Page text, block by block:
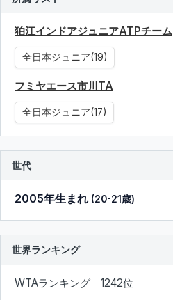
狛江インドアジュニアATPチーム
全日本ジュニア(19)
フミヤエース市川TA
全日本ジュニア(17)
世代
2005年生まれ (20-21歳)
世界ランキング
WTAランキング 1242位